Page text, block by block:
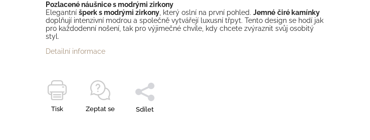
Pozlacené náušnice s modrými zirkony
Elegantní šperk s modrými zirkony, který oslní na první pohled. Jemné čiré kamínky
doplňují intenzivní modrou a společně vytvářejí luxusní třpyt. Tento design se hodí jak
pro každodenní nošení, tak pro výjimečné chvíle, kdy chcete zvýraznit svůj osobitý
styl.
Detailní informace
Tisk Zeptat se Sdílet